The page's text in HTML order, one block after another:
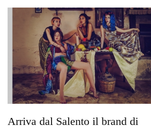
Arriva dal Salento il brand di